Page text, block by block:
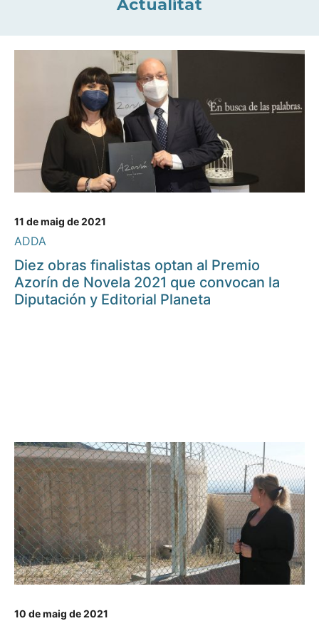
Actualitat
11 de maig de 2021
ADDA
Diez obras finalistas optan al Premio
Azorín de Novela 2021 que convocan la
Diputación y Editorial Planeta
10 de maig de 2021